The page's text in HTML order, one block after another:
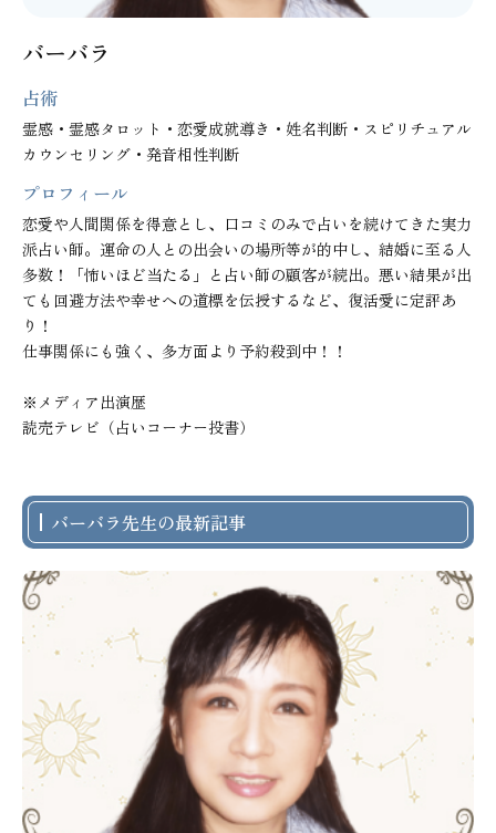
バーバラ
占術
霊感・霊感タロット・恋愛成就導き・姓名判断・スピリチュアル
カウンセリング・発音相性判断
プロフィール
恋愛や人間関係を得意とし、口コミのみで占いを続けてきた実力
派占い師。運命の人との出会いの場所等が的中し、結婚に至る人
多数！「怖いほど当たる」と占い師の顧客が続出。悪い結果が出
ても回避方法や幸せへの道標を伝授するなど、復活愛に定評あ
り！
仕事関係にも強く、多方面より予約殺到中！！
※メディア出演歴
読売テレビ（占いコーナー投書）
バーバラ先生の最新記事